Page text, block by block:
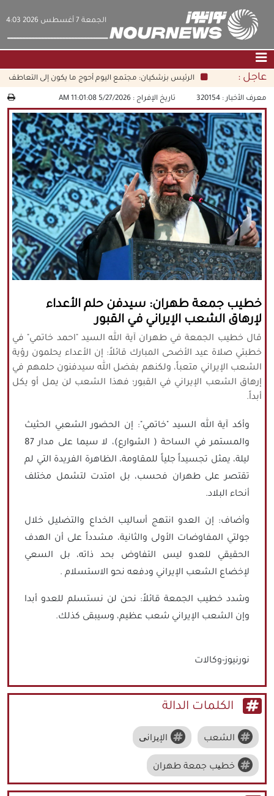
‫‫الجمعة‬‬ 7 أغسطس 2026 4:03
الصفحة الرئيسية |التواصل معنا |من نحن
عناوين الأخبار
الثقافة والمجتمع
اقتصاد
سياسة
الوسائط المتعددة
|فارسي |
English
|العربيه
|
| עברית русский|中文
|
يُرجى ذكر المصدر عند نقل أي موضوع عن
موقعنا
عاجل : الرئيس بزشكيان: مجتمع اليوم أحوج ما يكون إلى التعاطف
معرف الأخبار : 320154 تاريخ الإفراج :5/27/2026 11:01:08 AM
خطيب جمعة طهران: سيدفن حلم الأعداء
لإرهاق الشعب الإيراني في القبور
قال خطيب الجمعة في طهران آية الله السيد "احمد خاتمي" في
خطبتي صلاة عيد الأضحى المبارك قائلاً: إن الأعداء يحلمون رؤية
الشعب الإيراني متعباً، ولكنهم بفضل الله سيدفنون حلمهم في
إرهاق الشعب الإيراني في القبور؛ فهذا الشعب لن يمل أو يكل
أبداً.
وأكد آية الله السيد "خاتمي": إن الحضور الشعبي الحثيث
والمستمر في الساحة ( الشوارع)، لا سيما على مدار 87
ليلة، يمثل تجسيداً جلياً للمقاومة، الظاهرة الفريدة التي لم
تقتصر على طهران فحسب، بل امتدت لتشمل مختلف
أنحاء البلاد.
وأضاف: إن العدو انتهج أساليب الخداع والتضليل خلال
جولتي المفاوضات الأولى والثانية، مشدداً على أن الهدف
الحقيقي للعدو ليس التفاوض بحد ذاته، بل السعي
لإخضاع الشعب الإيراني ودفعه نحو الاستسلام .
وشدد خطيب الجمعة قائلاً: نحن لن نستسلم للعدو أبدا
وإن الشعب الإيراني شعب عظيم، وسيبقى كذلك.
نورنيوز-وكالات
الكلمات الدالة
الشعب الإیرانی
خطیب جمعة طهران